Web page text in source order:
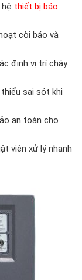
thiết bị báo
còi báo và
định vị trí cháy
sai sót khi
an toàn cho
viên xử lý nhanh